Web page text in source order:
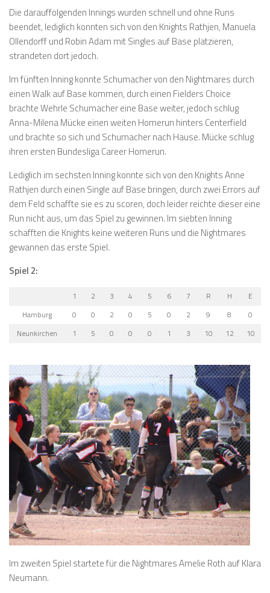
Die darauffolgenden Innings wurden schnell und ohne Runs
beendet, lediglich konnten sich von den Knights Rathjen, Manuela
Ollendorff und Robin Adam mit Singles auf Base platzieren,
strandeten dort jedoch.
Im fünften Inning konnte Schumacher von den Nightmares durch
einen Walk auf Base kommen, durch einen Fielders Choice
brachte Wehrle Schumacher eine Base weiter, jedoch schlug
Anna-Milena Mücke einen weiten Homerun hinters Centerfield
und brachte so sich und Schumacher nach Hause. Mücke schlug
ihren ersten Bundesliga Career Homerun.
Lediglich im sechsten Inning konnte sich von den Knights Anne
Rathjen durch einen Single auf Base bringen, durch zwei Errors auf
dem Feld schaffte sie es zu scoren, doch leider reichte dieser eine
Run nicht aus, um das Spiel zu gewinnen. Im siebten Inning
schafften die Knights keine weiteren Runs und die Nightmares
gewannen das erste Spiel.
Spiel 2:
1 2 3 4 5 6 7 R H
E
Hamburg
0 0 2 0 5 0 2 9 8
0
Neunkirchen
1 5 0 0 0 1 3 10 12 10
Im zweiten Spiel startete für die Nightmares Amelie Roth auf Klara
Neumann.